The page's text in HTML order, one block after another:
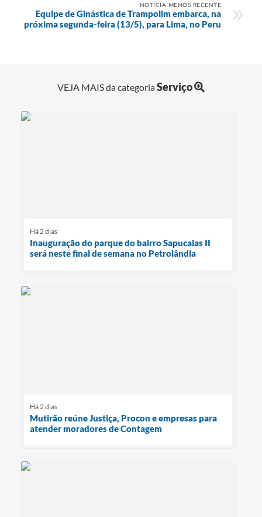
NOTÍCIA MENOS RECENTE
Equipe de Ginástica de Trampolim embarca, na
próxima segunda-feira (13/5), para Lima, no Peru
VEJA MAIS da categoriaServiço
Há 2 dias
Inauguração do parque do bairro Sapucaias II
será neste final de semana no Petrolândia
Há 2 dias
Mutirão reúne Justiça, Procon e empresas para
atender moradores de Contagem